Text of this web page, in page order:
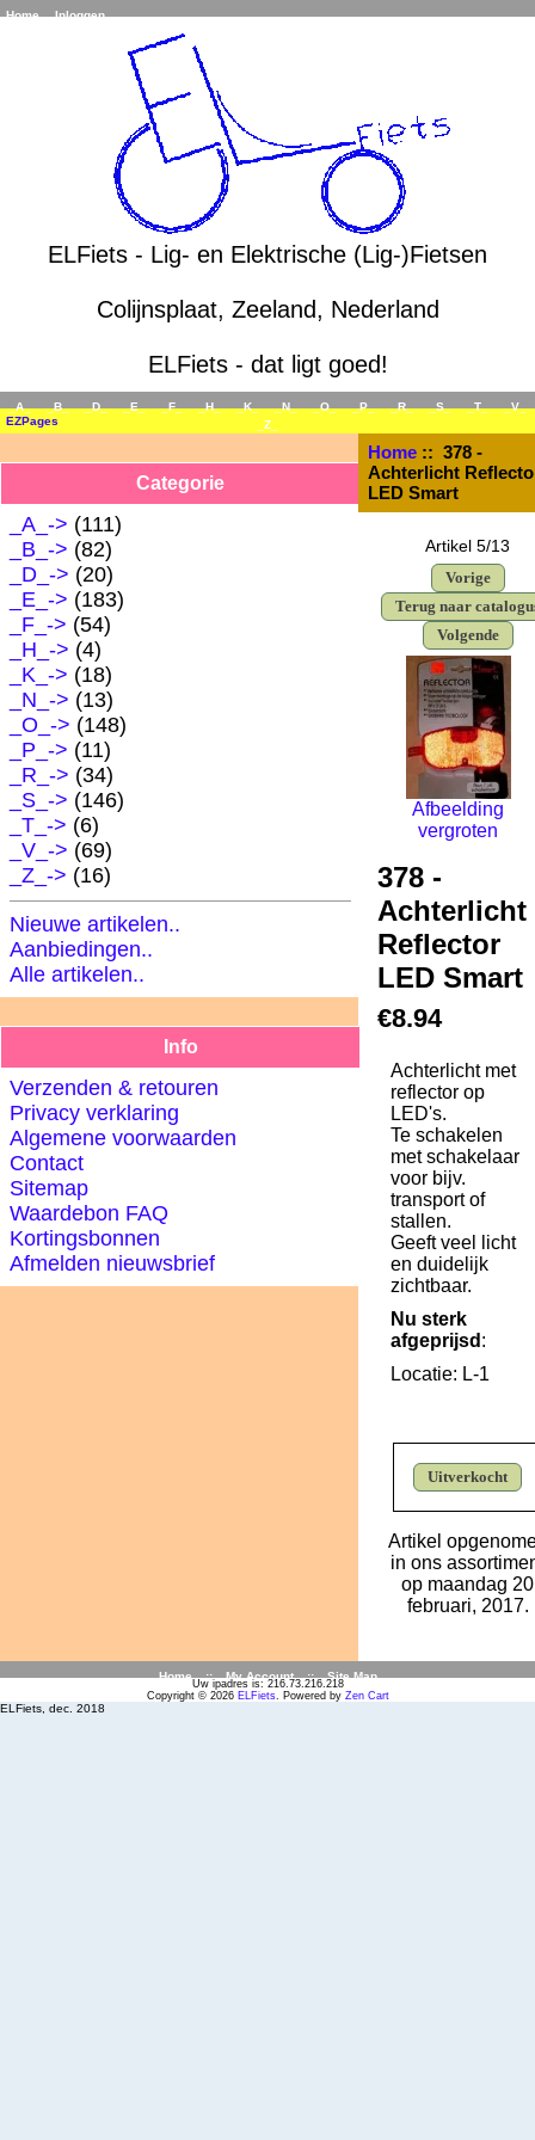
Home Inloggen
ELFiets - Lig- en Elektrische (Lig-)Fietsen
Colijnsplaat, Zeeland, Nederland
ELFiets - dat ligt goed!
_A_ _B_ _D_ _E_ _F_ _H_ _K_ _N_ _O_ _P_ _R_ _S_ _T_
_V_
_Z_
EZPages
Categorie
_A_-> (111)
_B_-> (82)
_D_-> (20)
_E_-> (183)
_F_-> (54)
_H_-> (4)
_K_-> (18)
_N_-> (13)
_O_-> (148)
_P_-> (11)
_R_-> (34)
_S_-> (146)
_T_-> (6)
_V_-> (69)
_Z_-> (16)
Nieuwe artikelen..
Aanbiedingen..
Alle artikelen..
Info
Verzenden & retouren
Privacy verklaring
Algemene voorwaarden
Contact
Sitemap
Waardebon FAQ
Kortingsbonnen
Afmelden nieuwsbrief
Home:: 378 -
Achterlicht
LED Smart
Artikel 5/13
Vorige
Terug naar
Volgende
Afbeelding
vergroten
378 -
Achterlicht
Reflector
LED Smart
€8.94
Achterlicht met
reflector op
LED's.
Te schakelen
met schakelaar
voor bijv.
transport of
stallen.
Geeft veel licht
en duidelijk
zichtbaar.
Nu sterk
afgeprijsd :
Locatie: L-1
Uitverkocht
Artikel
in ons
op maandag 20
februari, 2017.
Home :: My Account :: Site Map
Uw ipadres is: 216.73.216.218
Copyright © 2026 ELFiets. Powered by Zen Cart
ELFiets, dec. 2018